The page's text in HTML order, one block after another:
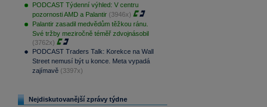
PODCAST Týdenní výhled: V centru
pozornosti AMD a Palantir (3946x)
Palantir zasadil medvědům těžkou ránu.
Své tržby meziročně téměř zdvojnásobil
(3762x)
PODCAST Traders Talk: Korekce na Wall
Street nemusí být u konce. Meta vypadá
zajímavě (3397x)
Nejdiskutovanější zprávy týdne